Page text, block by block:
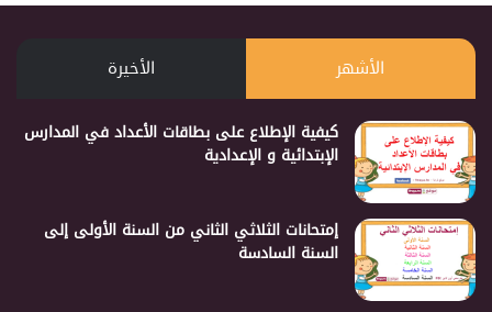
الأشهر الأخيرة
كيفية الإطلاع على بطاقات الأعداد في المدارس
الإبتدائية و الإعدادية
إمتحانات الثلاثي الثاني من السنة الأولى إلى
السنة السادسة